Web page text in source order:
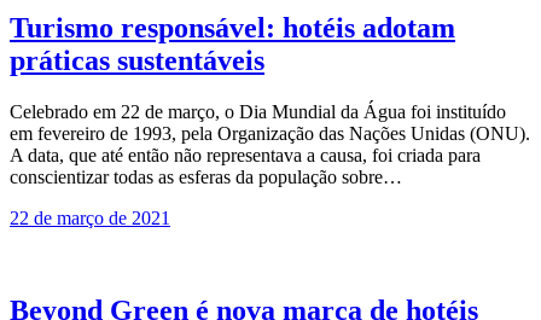
Turismo responsável: hotéis adotam
práticas sustentáveis
Celebrado em 22 de março, o Dia Mundial da Água foi instituído
em fevereiro de 1993, pela Organização das Nações Unidas (ONU).
A data, que até então não representava a causa, foi criada para
conscientizar todas as esferas da população sobre…
22 de março de 2021
Beyond Green é nova marca de hotéis